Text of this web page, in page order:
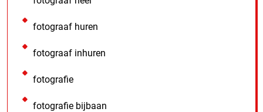
fotograaf huren
fotograaf inhuren
fotografie
fotografie bijbaan